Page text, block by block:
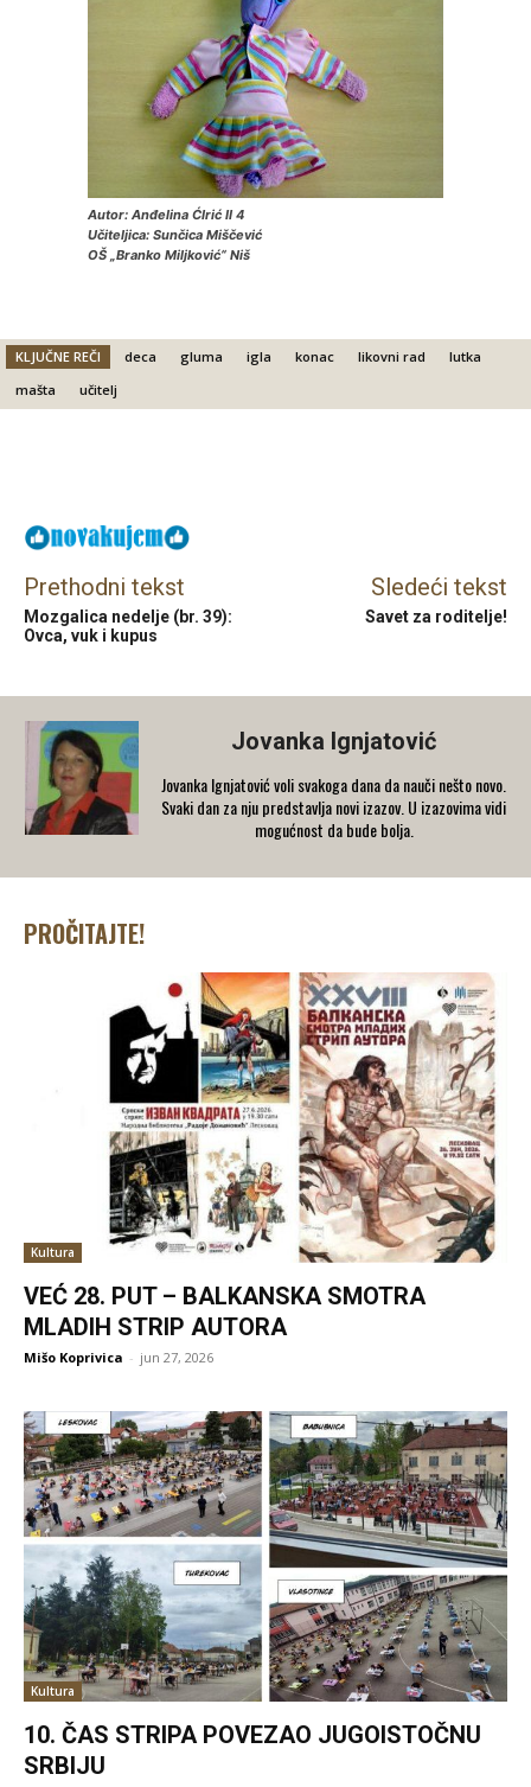
Autor: Anđelina ĆIrić II 4
Učiteljica: Sunčica Miščević
OŠ „Branko Miljković“ Niš
KLJUČNE REČI deca gluma igla konac likovni rad
lutka
mašta
učitelj
Prethodni tekst
Mozgalica nedelje (br. 39):
Ovca, vuk i kupus
Sledeći tekst
Savet za roditelje!
Jovanka Ignjatović
Jovanka Ignjatović voli svakoga dana da nauči nešto novo.
Svaki dan za nju predstavlja novi izazov. U izazovima vidi
mogućnost da bude bolja.
PROČITAJTE!
Kultura
VEĆ 28. PUT – BALKANSKA SMOTRA
MLADIH STRIP AUTORA
Mišo Koprivica - jun 27, 2026
Kultura
10. ČAS STRIPA POVEZAO JUGOISTOČNU
SRBIJU